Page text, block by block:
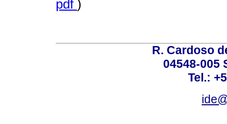
pdf )
R. Cardoso
04548-005
Tel.: